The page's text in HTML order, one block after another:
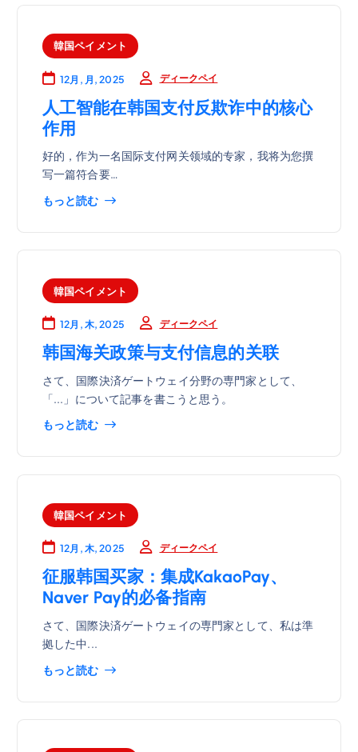
韓国ペイメント
12月, 月, 2025 ディークペイ
人工智能在韩国支付反欺诈中的核心
作用
好的，作为一名国际支付网关领域的专家，我将为您撰
写一篇符合要…
もっと読む
韓国ペイメント
12月, 木, 2025 ディークペイ
韩国海关政策与支付信息的关联
さて、国際決済ゲートウェイ分野の専門家として、
「...」について記事を書こうと思う。
もっと読む
韓国ペイメント
12月, 木, 2025 ディークペイ
征服韩国买家：集成KakaoPay、
Naver Pay的必备指南
さて、国際決済ゲートウェイの専門家として、私は準
拠した中...
もっと読む